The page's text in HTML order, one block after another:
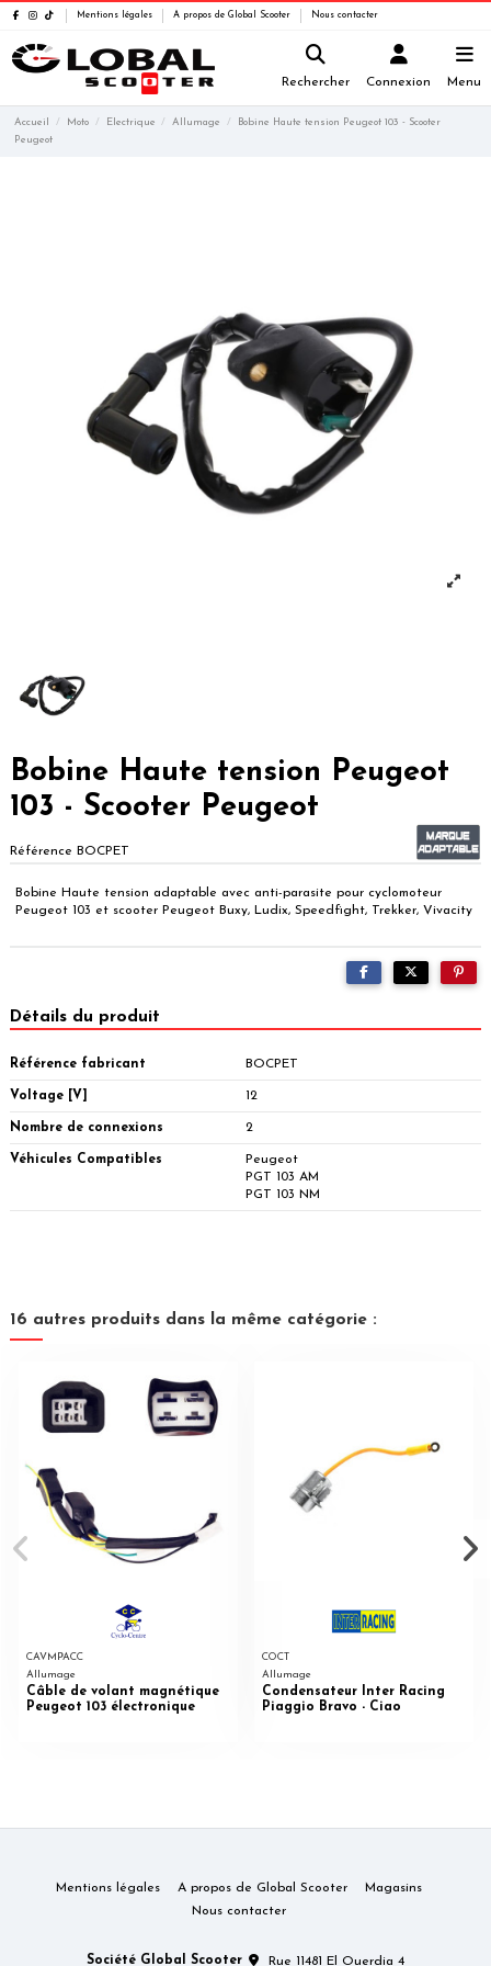
Mentions légales A propos de Global Scooter Nous contacter
Rechercher Connexion Menu
Accueil Moto Electrique Allumage
Bobine Haute tension Peugeot 103 - Scooter
Peugeot
Bobine Haute tension Peugeot
103 - Scooter Peugeot
Référence BOCPET
Bobine Haute tension adaptable avec anti-parasite pour cyclomoteur
Peugeot 103 et scooter Peugeot Buxy, Ludix, Speedfight, Trekker, Vivacity
Détails du produit
Référence fabricant BOCPET
Voltage [V] 12
Nombre de connexions 2
Véhicules Compatibles
Peugeot
PGT 103 AM
PGT 103 NM
16 autres produits dans la même catégorie :
CAVMPACC
Allumage
Câble de volant magnétique
Peugeot 103 électronique
COCT
Allumage
Condensateur Inter Racing
Piaggio Bravo - Ciao
Mentions légales A propos de Global Scooter
Magasins
Nous contacter
Société Global Scooter Rue 11481 El Ouerdia 4